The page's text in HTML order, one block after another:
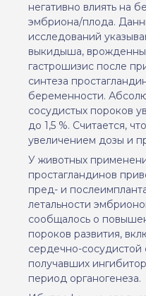
негативно влиять на
эмбриона/плода.
исследований
выкидыша,
гастрошизис после
синтеза
беременности.
сосудистых пороков
до 1,5 %. Считается,
увеличением дозы и
У животных
простагландинов
пред- и
летальности
сообщалось о
пороков развития,
сердечно-сосудистой
получавших
период органогенеза.